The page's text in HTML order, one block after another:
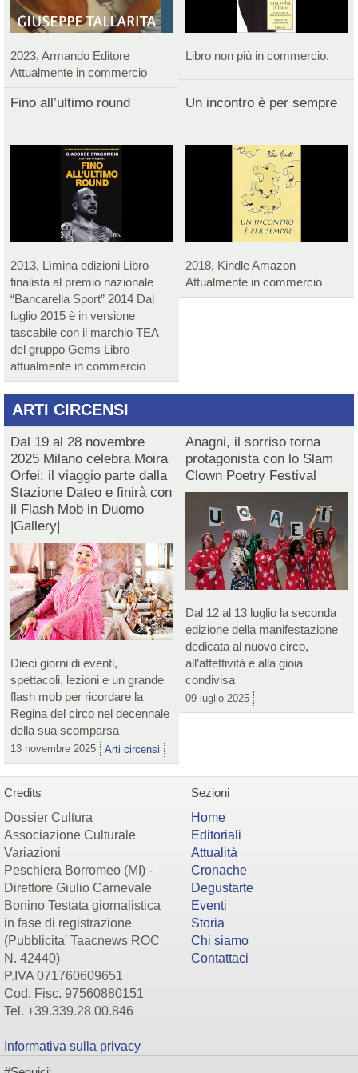
2023, Armando Editore
Attualmente in commercio
Libro non più in commercio.
Fino all’ultimo round
2013, Lìmina edizioni Libro
finalista al premio nazionale
“Bancarella Sport” 2014 Dal
luglio 2015 è in versione
tascabile con il marchio TEA
del gruppo Gems Libro
attualmente in commercio
Un incontro è per sempre
2018, Kindle Amazon
Attualmente in commercio
ARTI CIRCENSI
Dal 19 al 28 novembre
2025 Milano celebra Moira
Orfei: il viaggio parte dalla
Stazione Dateo e finirà con
il Flash Mob in Duomo
|Gallery|
Dieci giorni di eventi,
spettacoli, lezioni e un grande
flash mob per ricordare la
Regina del circo nel decennale
della sua scomparsa
13 novembre 2025 Arti circensi
Anagni, il sorriso torna
protagonista con lo Slam
Clown Poetry Festival
Dal 12 al 13 luglio la seconda
edizione della manifestazione
dedicata al nuovo circo,
all’affettività e alla gioia
condivisa
09 luglio 2025
Credits
Dossier Cultura
Associazione Culturale
Variazioni
Peschiera Borromeo (MI) -
Direttore Giulio Carnevale
Bonino Testata giornalistica
in fase di registrazione
(Pubblicita' Taacnews ROC
N. 42440)
P.IVA 071760609651
Cod. Fisc. 97560880151
Tel. +39.339.28.00.846
Informativa sulla privacy
Sezioni
Home
Editoriali
Attualità
Cronache
Degustarte
Eventi
Storia
Chi siamo
Contattaci